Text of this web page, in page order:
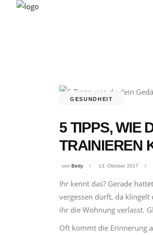
GESUNDHEIT
5 TIPPS, WIE
TRAINIEREN
von Betty 13. Oktober 2017
Ihr kennt das? Gerade
vergessen dürft, da klingelt
ihr die Wohnung verlasst.
Oft kommt die Erinnerung